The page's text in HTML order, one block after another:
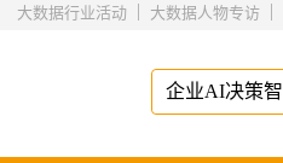
|
大数据人物专访
|
大数据行业活动